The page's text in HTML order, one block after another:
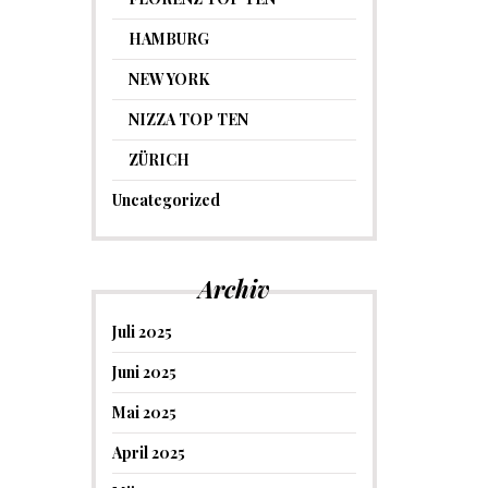
HAMBURG
NEW YORK
NIZZA TOP TEN
ZÜRICH
Uncategorized
Archiv
Juli 2025
Juni 2025
Mai 2025
April 2025